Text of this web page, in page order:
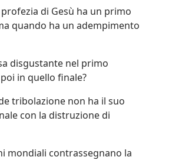
profezia di Gesù ha un primo
quando ha un adempimento
disgustante nel primo
in quello finale?
tribolazione non ha il suo
con la distruzione di
mondiali contrassegnano la